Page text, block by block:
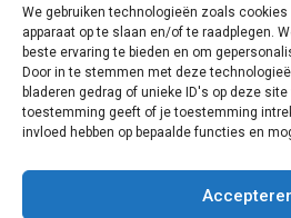
We gebruiken technologieën zoals
apparaat op te slaan en/of te raadplegen.
beste ervaring te bieden en om
Door in te stemmen met deze
bladeren gedrag of unieke ID's op deze
toestemming geeft of je toestemming
invloed hebben op bepaalde functies en
Privacy
Contact
Begin